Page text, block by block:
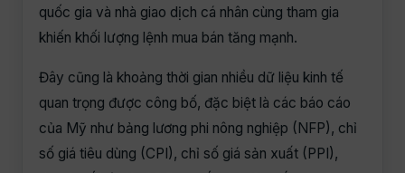
quốc gia và nhà giao dịch cá nhân cùng tham gia
khiến khối lượng lệnh mua bán tăng mạnh.
Đây cũng là khoảng thời gian nhiều dữ liệu kinh tế
quan trọng được công bố, đặc biệt là các báo cáo
của Mỹ như bảng lương phi nông nghiệp (NFP), chỉ
số giá tiêu dùng (CPI), chỉ số giá sản xuất (PPI),